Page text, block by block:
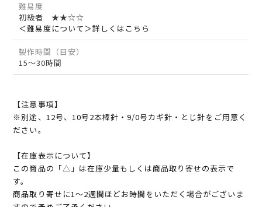
難易度
初級者 ★★☆☆
＜難易度について＞詳しくはこちら
製作時間（目安）
15～30時間
【注意事項】
※別途、12号、10号2本棒針・9/0号カギ針・とじ針をご用意く
ださい。
【在庫表示について】
この商品の「△」は在庫少量もしくは商品取り寄せの表示で
す。
商品取り寄せに1～2週間ほどお時間をいただく場合がございま